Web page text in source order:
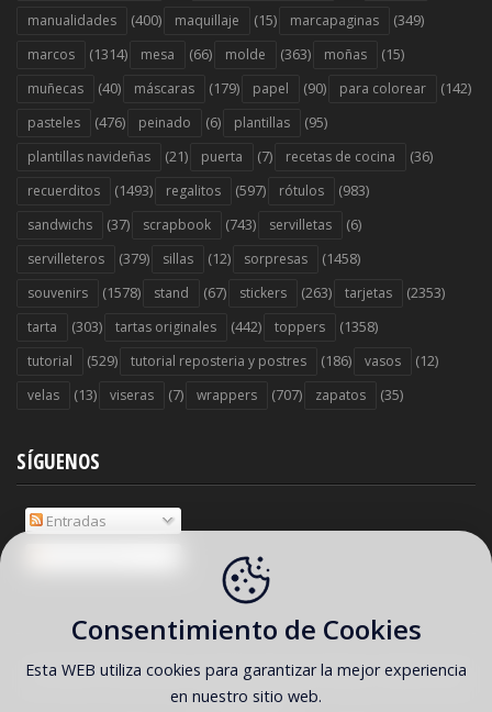
manualidades (400) maquillaje (15) marcapaginas (349)
marcos (1314) mesa (66) molde (363) moñas (15)
muñecas (40) máscaras (179) papel (90) para colorear (142)
pasteles (476) peinado (6) plantillas (95)
plantillas navideñas (21) puerta (7) recetas de cocina (36)
recuerditos (1493) regalitos (597) rótulos (983)
sandwichs (37) scrapbook (743) servilletas (6)
servilleteros (379) sillas (12) sorpresas (1458)
souvenirs (1578) stand (67) stickers (263) tarjetas (2353)
tarta (303) tartas originales (442) toppers (1358)
tutorial (529) tutorial reposteria y postres (186) vasos (12)
velas (13) viseras (7) wrappers (707) zapatos (35)
SÍGUENOS
Entradas
COPYRIGHT ©2026 Ideas y material gratis para fiestas y celebraciones
Oh My Fiesta!
Consentimiento de Cookies
Esta WEB utiliza cookies para garantizar la mejor experiencia
en nuestro sitio web.